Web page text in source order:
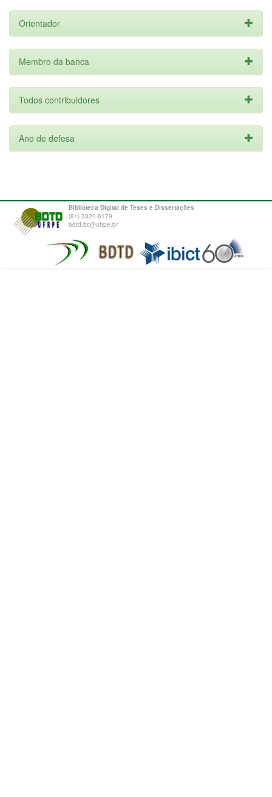
Orientador
Membro da banca
Todos contribuidores
Ano de defesa
Biblioteca Digital de Teses e Dissertações
(81) 3320-6179
bdtd.bc@ufrpe.br